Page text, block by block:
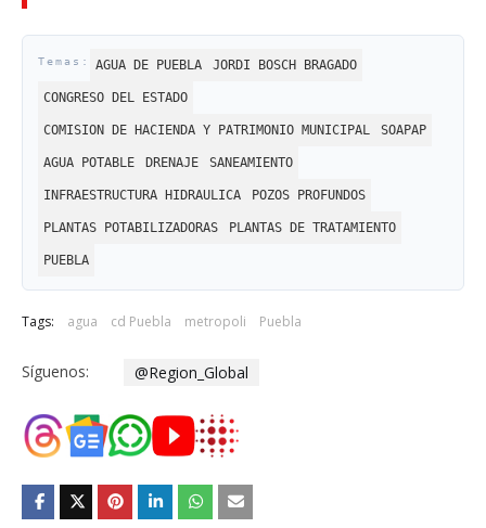
AGUA DE PUEBLA JORDI BOSCH BRAGADO
CONGRESO DEL ESTADO
COMISION DE HACIENDA Y PATRIMONIO MUNICIPAL SOAPAP
AGUA POTABLE DRENAJE SANEAMIENTO
INFRAESTRUCTURA HIDRAULICA POZOS PROFUNDOS
PLANTAS POTABILIZADORAS PLANTAS DE TRATAMIENTO
PUEBLA
Tags: agua cd Puebla metropoli Puebla
Síguenos: @Region_Global